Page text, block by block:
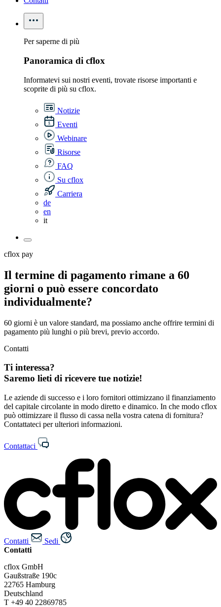
Per saperne di più
Panoramica di cflox
Informatevi sui nostri eventi, trovate risorse importanti e
scoprite di più su cflox.
Notizie
Eventi
Webinare
Risorse
FAQ
Su cflox
Carriera
de
en
it
cflox pay
Il termine di pagamento rimane a 60
giorni o può essere concordato
individualmente?
60 giorni è un valore standard, ma possiamo anche offrire termini di
pagamento più lunghi o più brevi, previo accordo.
Contatti
Ti interessa?
Saremo lieti di ricevere tue notizie!
Le aziende di successo e i loro fornitori ottimizzano il finanziamento
del capitale circolante in modo diretto e dinamico. In che modo cflox
può ottimizzare il flusso di cassa nella vostra catena di fornitura?
Contattateci per ulteriori informazioni.
Contattaci
Contatti
Sedi
Contatti
cflox GmbH
Gaußstraße 190c
22765 Hamburg
Deutschland
T +49 40 22869785